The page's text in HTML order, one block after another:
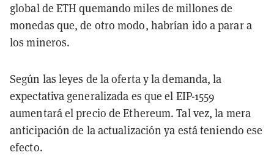
global de ETH quemando miles de millones de
monedas que, de otro modo, habrían ido a parar a
los mineros.
Según las leyes de la oferta y la demanda, la
expectativa generalizada es que el EIP-1559
aumentará el precio de Ethereum. Tal vez, la mera
anticipación de la actualización ya está teniendo ese
efecto.